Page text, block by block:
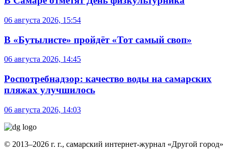
06 августа 2026, 15:54
В «Бутылисте» пройдёт «Тот самый своп»
06 августа 2026, 14:45
Роспотребнадзор: качество воды на самарских
пляжах улучшилось
06 августа 2026, 14:03
© 2013–2026 г. г., самарский интернет-журнал «Другой город»